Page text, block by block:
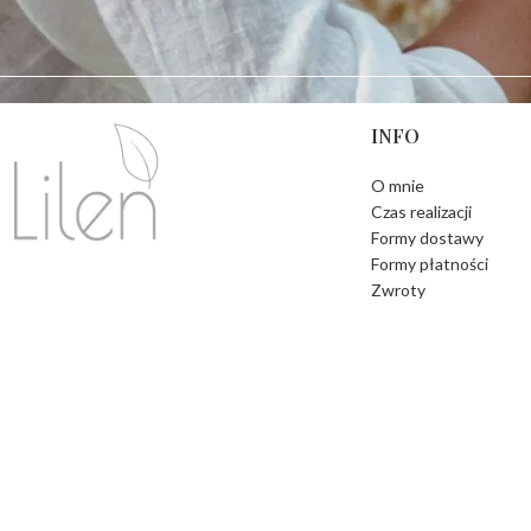
INFO
O mnie
Czas realizacji
Formy dostawy
Formy płatności
Zwroty